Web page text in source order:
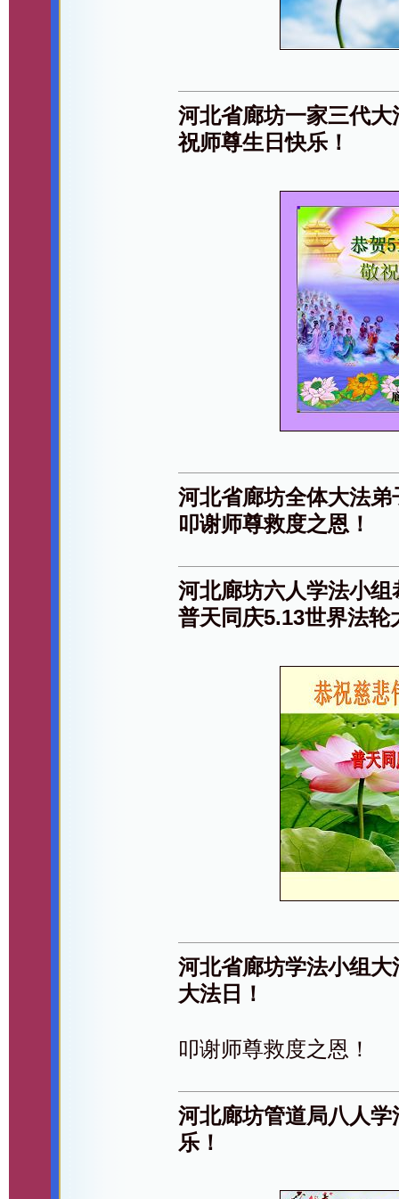
河北省廊坊一家三代
祝师尊生日快乐！
河北省廊坊全体大法
叩谢师尊救度之恩！
河北廊坊六人学法小
普天同庆5.13世界法轮
河北省廊坊学法小组
大法日！
叩谢师尊救度之恩！
河北廊坊管道局八人
乐！